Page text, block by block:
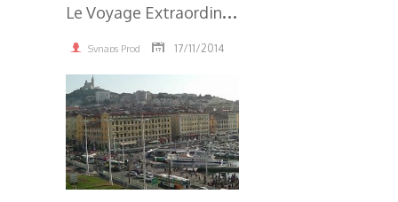
L
e Voyage Extraordinaire
Synaps Prod 17/11/2014